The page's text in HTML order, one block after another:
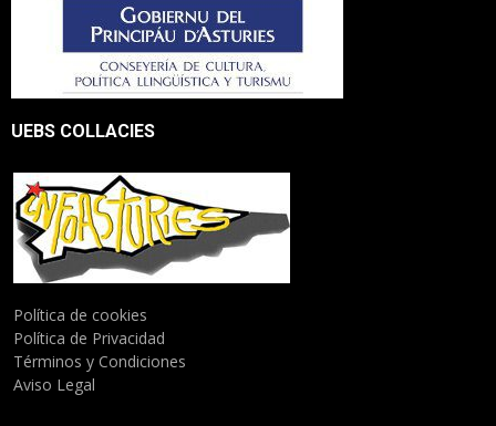
UEBS COLLACIES
Política de cookies
Política de Privacidad
Términos y Condiciones
Aviso Legal